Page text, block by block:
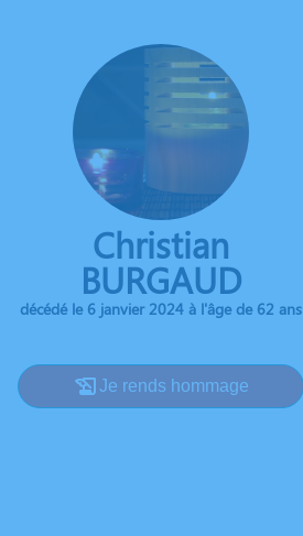
Christian
BURGAUD
décédé le 6 janvier 2024 à l'âge de 62 ans
Je rends hommage